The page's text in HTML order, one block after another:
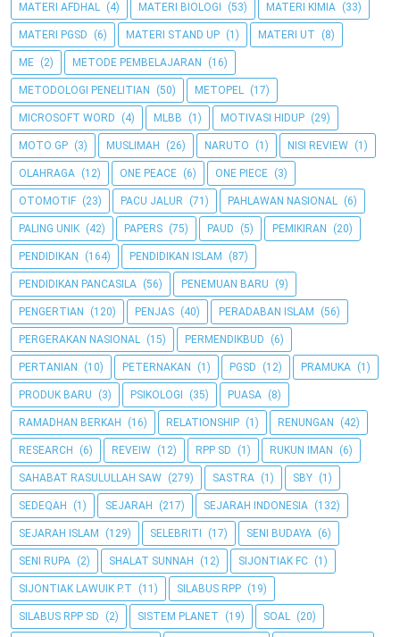
MATERI AFDHAL (4) MATERI BIOLOGI (53) MATERI KIMIA (33)
MATERI PGSD (6) MATERI STAND UP (1) MATERI UT (8)
ME (2) METODE PEMBELAJARAN (16)
METODOLOGI PENELITIAN (50) METOPEL (17)
MICROSOFT WORD (4) MLBB (1) MOTIVASI HIDUP (29)
MOTO GP (3) MUSLIMAH (26) NARUTO (1) NISI REVIEW (1)
OLAHRAGA (12) ONE PEACE (6) ONE PIECE (3)
OTOMOTIF (23) PACU JALUR (71) PAHLAWAN NASIONAL (6)
PALING UNIK (42) PAPERS (75) PAUD (5) PEMIKIRAN (20)
PENDIDIKAN (164) PENDIDIKAN ISLAM (87)
PENDIDIKAN PANCASILA (56) PENEMUAN BARU (9)
PENGERTIAN (120) PENJAS (40) PERADABAN ISLAM (56)
PERGERAKAN NASIONAL (15) PERMENDIKBUD (6)
PERTANIAN (10) PETERNAKAN (1) PGSD (12) PRAMUKA (1)
PRODUK BARU (3) PSIKOLOGI (35) PUASA (8)
RAMADHAN BERKAH (16) RELATIONSHIP (1) RENUNGAN (42)
RESEARCH (6) REVEIW (12) RPP SD (1) RUKUN IMAN (6)
SAHABAT RASULULLAH SAW (279) SASTRA (1) SBY (1)
SEDEQAH (1) SEJARAH (217) SEJARAH INDONESIA (132)
SEJARAH ISLAM (129) SELEBRITI (17) SENI BUDAYA (6)
SENI RUPA (2) SHALAT SUNNAH (12) SIJONTIAK FC (1)
SIJONTIAK LAWUIK P.T (11) SILABUS RPP (19)
SILABUS RPP SD (2) SISTEM PLANET (19) SOAL (20)